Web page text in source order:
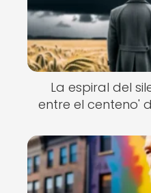
La espiral del
entre el centeno'